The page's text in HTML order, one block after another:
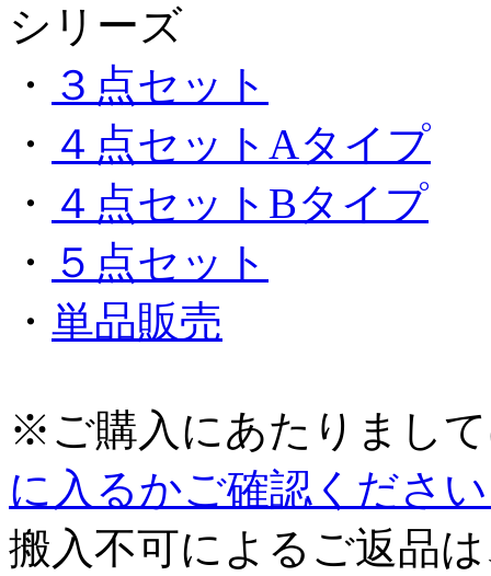
シリーズ
・ ３点セット
・ ４点セットAタイプ
・ ４点セットBタイプ
・ ５点セット
・ 単品販売
※ご購入にあたりまし
に入るかご確認くださ
搬入不可によるご返品